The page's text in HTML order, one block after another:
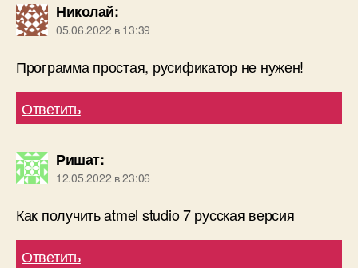
Николай:
05.06.2022 в 13:39
Программа простая, русификатор не нужен!
Ответить
Ришат:
12.05.2022 в 23:06
Как получить atmel studio 7 русская версия
Ответить